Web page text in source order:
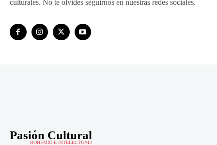
culturales. No te olvides seguirnos en nuestras redes sociales.
Pasión Cultural
BOHEMIO E INTELECTUAL!